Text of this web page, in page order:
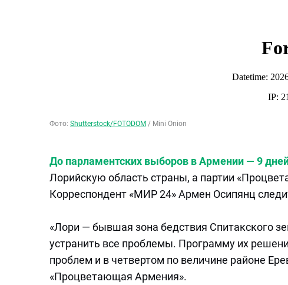
Фото: Shutterstock/FOTODOM / Mini Onion
До парламентских выборов в Армении — 9
Лорийскую область страны, а партии
Корреспондент «МИР 24» Армен Осипянц
«Лори — бывшая зона бедствия Спитакского
устранить все проблемы. Программу их
проблем и в четвертом по величине районе
«Процветающая Армения».